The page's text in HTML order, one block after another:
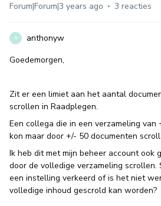
Forum|Forum|3 years ago 3 reacties
A
anthonyw
Goedemorgen,
Zit er een limiet aan het aantal
scrollen in Raadplegen.
Een collega die in een verzameling van
kon maar door +/- 50 documenten
Ik heb dit met mijn beheer account ook
door de volledige verzameling scrollen.
een instelling verkeerd of is het niet
volledige inhoud gescrold kan worden?